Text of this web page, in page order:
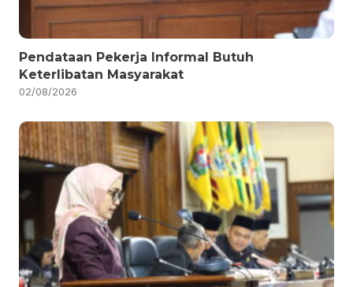
Pendataan Pekerja Informal Butuh
Keterlibatan Masyarakat
02/08/2026